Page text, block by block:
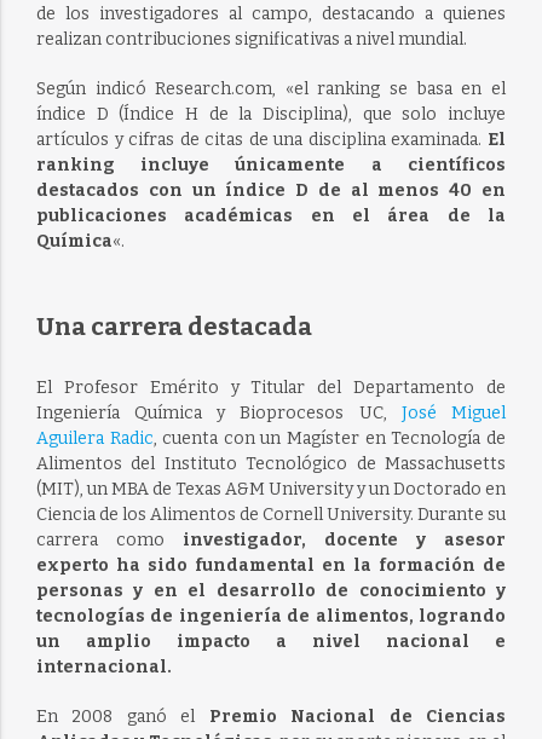
de los investigadores al campo, destacando a quienes
realizan contribuciones significativas a nivel mundial.
Según indicó Research.com, «el ranking se basa en el
índice D (Índice H de la Disciplina), que solo incluye
artículos y cifras de citas de una disciplina examinada. El
ranking incluye únicamente a científicos
destacados con un índice D de al menos 40 en
publicaciones académicas en el área de la
Química«.
Una carrera destacada
El Profesor Emérito y Titular del Departamento de
Ingeniería Química y Bioprocesos UC, José Miguel
Aguilera Radic, cuenta con un Magíster en Tecnología de
Alimentos del Instituto Tecnológico de Massachusetts
(MIT), un MBA de Texas A&M University y un Doctorado en
Ciencia de los Alimentos de Cornell University. Durante su
carrera como investigador, docente y asesor
experto ha sido fundamental en la formación de
personas y en el desarrollo de conocimiento y
tecnologías de ingeniería de alimentos, logrando
un amplio impacto a nivel nacional e
internacional.
En 2008 ganó el Premio Nacional de Ciencias